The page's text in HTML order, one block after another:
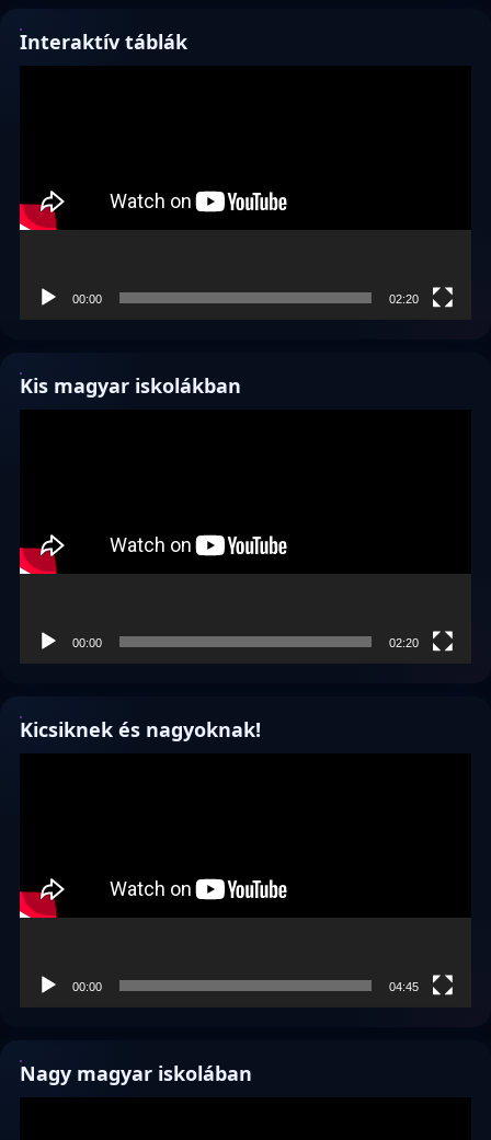
Interaktív táblák
00:00 02:20
Kis magyar iskolákban
00:00 02:20
Kicsiknek és nagyoknak!
00:00 04:45
Nagy magyar iskolában